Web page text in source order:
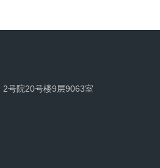
号院20号楼9层9063室